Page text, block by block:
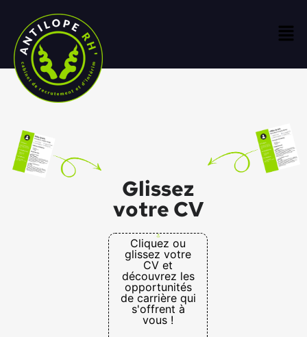
Glissez
votre CV
Cliquez ou
glissez votre
CV et
découvrez les
opportunités
de carrière qui
s'offrent à
vous !